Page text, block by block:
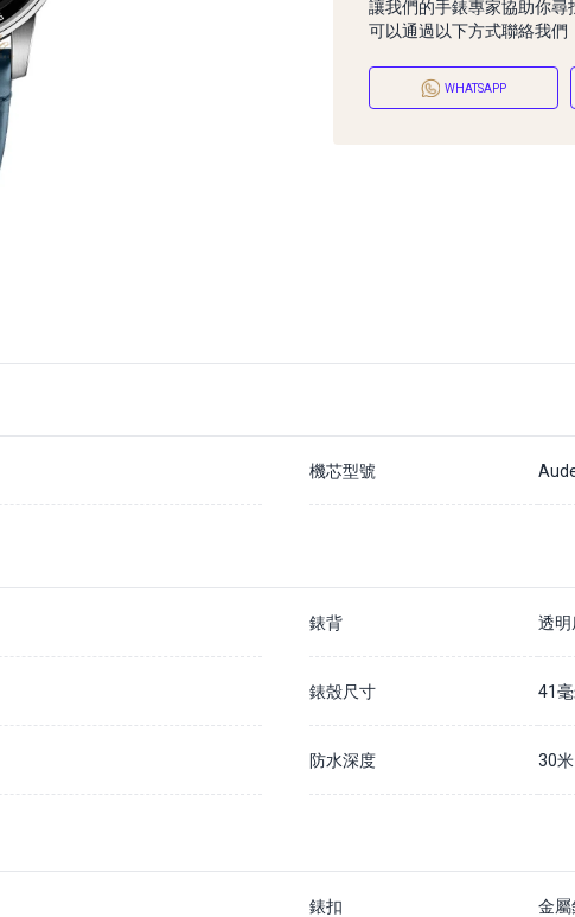
讓我們的手錶專家協助你尋
可以通過以下方式聯絡我們
WHATSAPP
機芯型號
錶背 透
錶殼尺寸 41
防水深度 30米
錶扣 金